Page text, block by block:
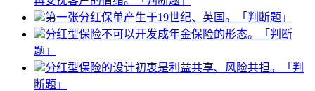
第一张分红保单产生于19世纪、英国。「判断题」
分红型保险不可以开发成年金保险的形态。「判断
题」
分红型保险的设计初衷是利益共享、风险共担。「判
断题」